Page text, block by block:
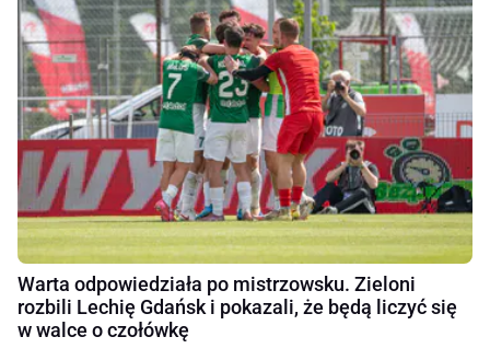
Warta odpowiedziała po mistrzowsku. Zieloni
rozbili Lechię Gdańsk i pokazali, że będą liczyć się
w walce o czołówkę